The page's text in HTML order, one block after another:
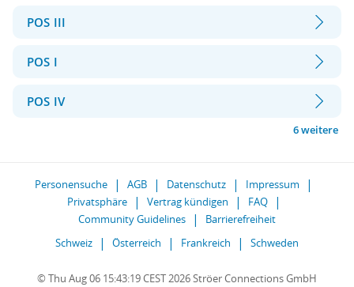
POS III
POS I
POS IV
6 weitere
Personensuche AGB Datenschutz
Impressum
Privatsphäre
Vertrag kündigen
FAQ
Community Guidelines
Barrierefreiheit
Schweiz
Österreich Frankreich Schweden
© Thu Aug 06 15:43:19 CEST 2026 Ströer Connections GmbH